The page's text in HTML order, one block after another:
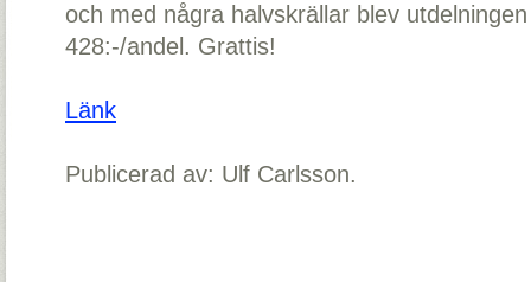
och med några halvskrällar blev
428:-/andel. Grattis!
Länk
Publicerad av: Ulf Carlsson.